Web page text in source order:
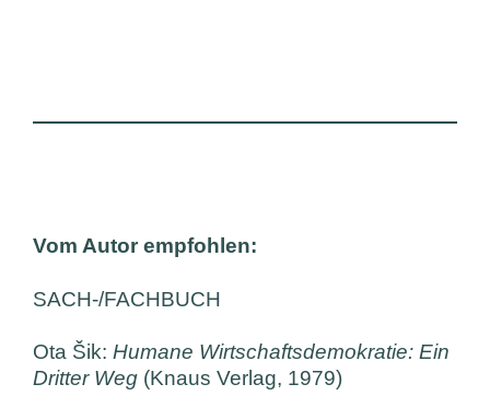
Vom Autor empfohlen:
SACH-/FACHBUCH
Ota Šik: Humane Wirtschaftsdemokratie: Ein
Dritter Weg (Knaus Verlag, 1979)